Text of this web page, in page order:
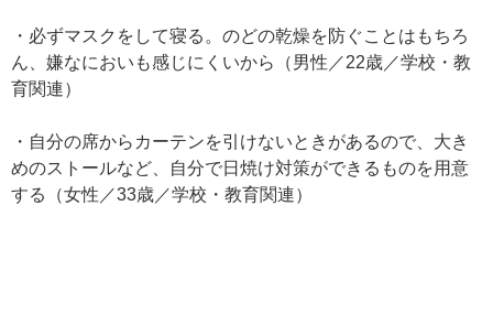
・必ずマスクをして寝る。のどの乾燥を防ぐことはもちろ
ん、嫌なにおいも感じにくいから（男性／22歳／学校・教
育関連）
・自分の席からカーテンを引けないときがあるので、大き
めのストールなど、自分で日焼け対策ができるものを用意
する（女性／33歳／学校・教育関連）